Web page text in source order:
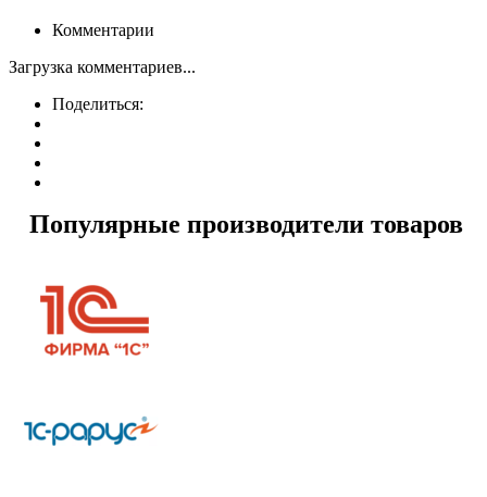
Комментарии
Загрузка комментариев...
Поделиться:
Популярные производители товаров